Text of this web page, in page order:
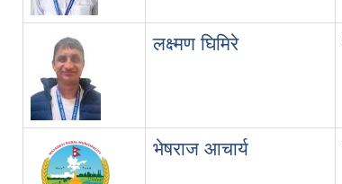
लक्ष्मण घिमिरे
भेषराज आचार्य